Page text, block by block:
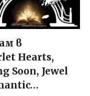
в
Hearts,
Soon, Jewel